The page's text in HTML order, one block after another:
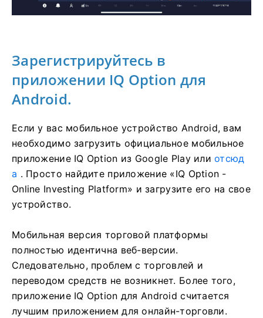
Зарегистрируйтесь в
приложении IQ Option для
Android.
Если у вас мобильное устройство Android, вам
необходимо загрузить официальное мобильное
приложение IQ Option из Google Play илиотсюд
а . Просто найдите приложение «IQ Option -
Online Investing Platform» и загрузите его на свое
устройство.
Мобильная версия торговой платформы
полностью идентична веб-версии.
Следовательно, проблем с торговлей и
переводом средств не возникнет. Более того,
приложение IQ Option для Android считается
лучшим приложением для онлайн-торговли.